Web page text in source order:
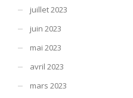
juillet 2023
juin 2023
mai 2023
avril 2023
mars 2023